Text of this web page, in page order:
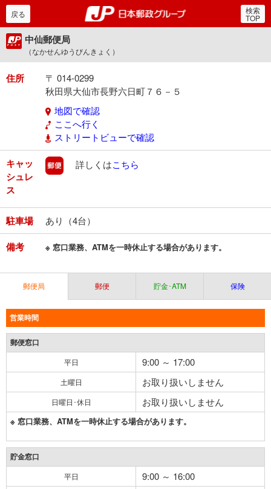
郵便局・日本郵政グルー
戻る 検索
TOP
中仙郵便局
（なかせんゆうびんきょく）
住所
〒 014-0299
秋田県大仙市長野六日町７６－５
地図で確認
ここへ行く
ストリートビューで確認
キャッ
シュレ
ス
郵便
詳しくはこちら
駐車場 あり（4台）
備考 ※ 窓口業務、ATMを一時休止する場合があります。
郵便局 郵便 貯金･ATM 保険
営業時間
郵便窓口
平日 9:00 ～ 17:00
土曜日 お取り扱いしません
日曜日･休日 お取り扱いしません
※ 窓口業務、ATMを一時休止する場合があります。
貯金窓口
平日 9:00 ～ 16:00